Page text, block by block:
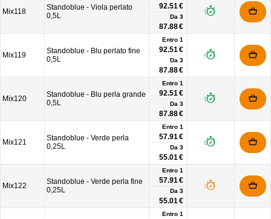
Mix118
Standoblue - Viola perlato
0,5L
92.51 €
Da 3
87.88 €
Mix119
Standoblue - Blu perlato fine
0,5L
Entro 1
92.51 €
Da 3
87.88 €
Mix120
Standoblue - Blu perla grande
0,5L
Entro 1
92.51 €
Da 3
87.88 €
Mix121
Standoblue - Verde perla
0,25L
Entro 1
57.91 €
Da 3
55.01 €
Mix122
Standoblue - Verde perla fine
0,25L
Entro 1
57.91 €
Da 3
55.01 €
Entro 1